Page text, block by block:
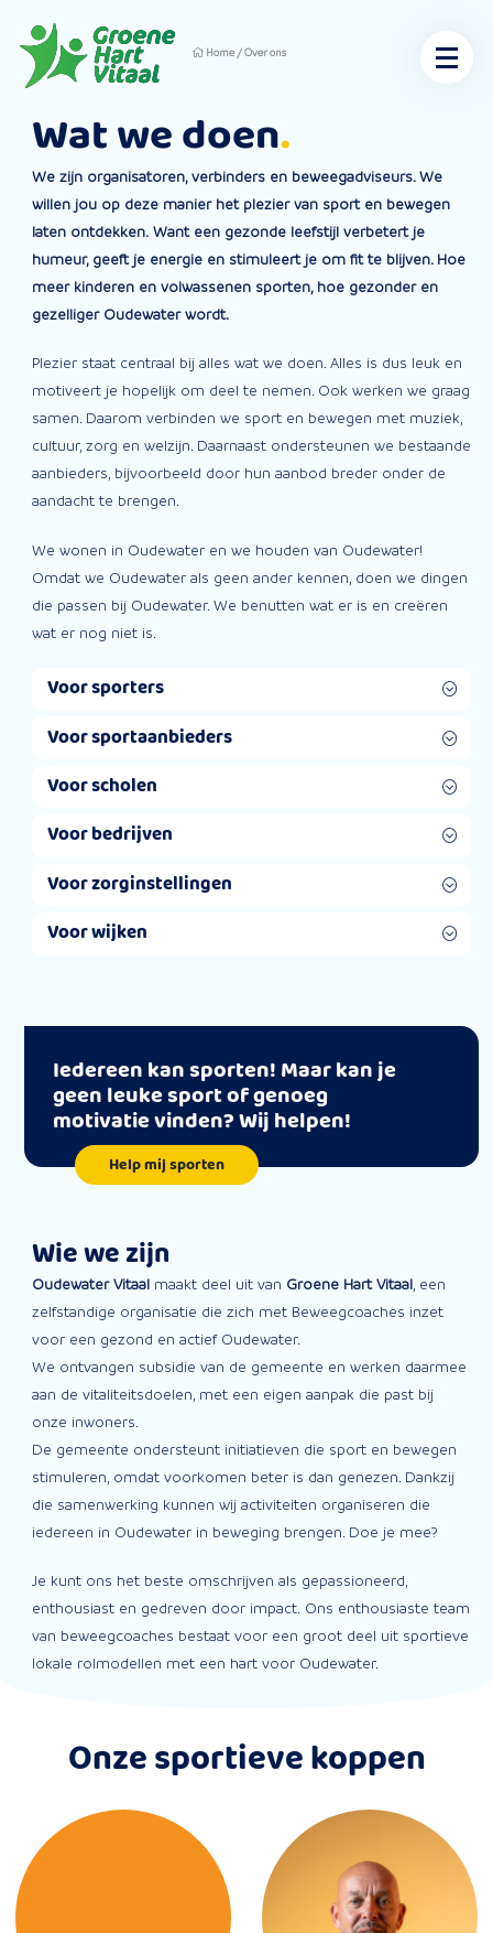
Home /Over ons
Wat we doen
We zijn organisatoren, verbinders en beweegadviseurs. We
willen jou op deze manier het plezier van sport en bewegen
laten ontdekken. Want een gezonde leefstijl verbetert je
humeur, geeft je energie en stimuleert je om fit te blijven. Hoe
meer kinderen en volwassenen sporten, hoe gezonder en
gezelliger Oudewater wordt.
Plezier staat centraal bij alles wat we doen. Alles is dus leuk en
motiveert je hopelijk om deel te nemen. Ook werken we graag
samen. Daarom verbinden we sport en bewegen met muziek,
cultuur, zorg en welzijn. Daarnaast ondersteunen we bestaande
aanbieders, bijvoorbeeld door hun aanbod breder onder de
aandacht te brengen.
We wonen in Oudewater en we houden van Oudewater!
Omdat we Oudewater als geen ander kennen, doen we dingen
die passen bij Oudewater. We benutten wat er is en creëren
wat er nog niet is.
Voor sporters
Voor sportaanbieders
Voor scholen
Voor bedrijven
Voor zorginstellingen
Voor wijken
Iedereen kan sporten! Maar kan je
geen leuke sport of genoeg
motivatie vinden? Wij helpen!
Help mij sporten
Wie we zijn
Oudewater Vitaalmaakt deel uit van Groene Hart Vitaal, een
zelfstandige organisatie die zich met Beweegcoaches inzet
voor een gezond en actief Oudewater.
We ontvangen subsidie van de gemeente en werken daarmee
aan de vitaliteitsdoelen, met een eigen aanpak die past bij
onze inwoners.
De gemeente ondersteunt initiatieven die sport en bewegen
stimuleren, omdat voorkomen beter is dan genezen. Dankzij
die samenwerking kunnen wij activiteiten organiseren die
iedereen in Oudewater in beweging brengen. Doe je mee?
Je kunt ons het beste omschrijven als gepassioneerd,
enthousiast en gedreven door impact. Ons enthousiaste team
van beweegcoaches bestaat voor een groot deel uit sportieve
lokale rolmodellen met een hart voor Oudewater.
Onze sportieve koppen